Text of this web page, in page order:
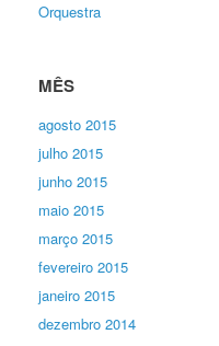
Orquestra
MÊS
agosto 2015
julho 2015
junho 2015
maio 2015
março 2015
fevereiro 2015
janeiro 2015
dezembro 2014